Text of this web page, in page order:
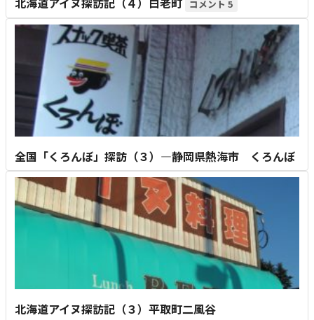
5
全国「くろんぼ」探訪（３）―静岡県熱海市 くろんぼ
北海道アイヌ探訪記（３）平取町二風谷